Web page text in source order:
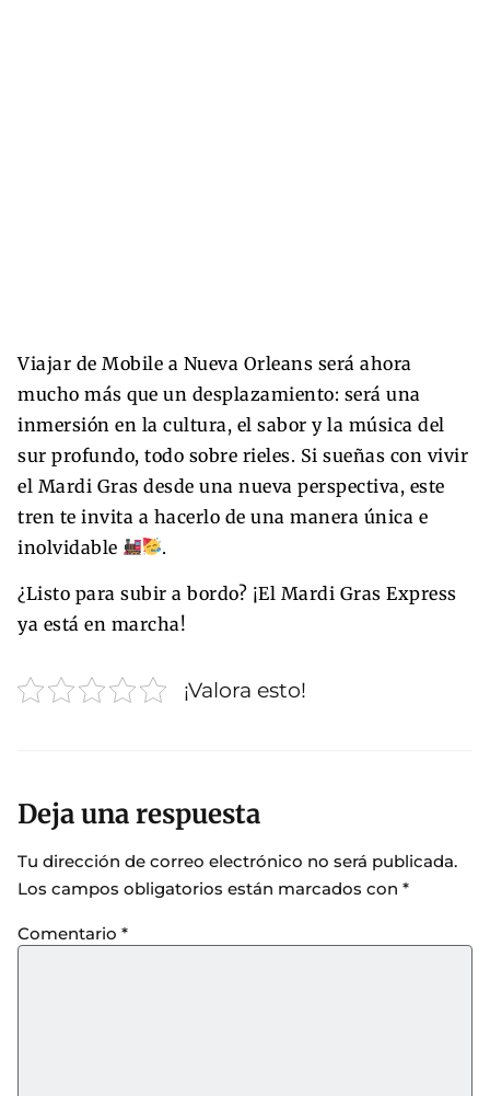
Viajar de Mobile a Nueva Orleans será ahora
mucho más que un desplazamiento: será una
inmersión en la cultura, el sabor y la música del
sur profundo, todo sobre rieles. Si sueñas con vivir
el Mardi Gras desde una nueva perspectiva, este
tren te invita a hacerlo de una manera única e
inolvidable
.
¿Listo para subir a bordo? ¡El Mardi Gras Express
ya está en marcha!
¡Valora esto!
Deja una respuesta
Tu dirección de correo electrónico no será publicada.
Los campos obligatorios están marcados con *
Comentario *